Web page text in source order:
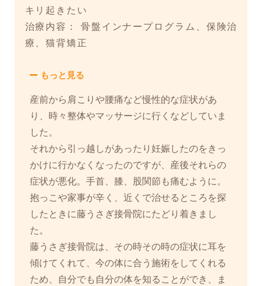
キリ起きたい
治療内容： 骨盤インナープログラム、保険治
療、猫背矯正
もっと見る
産前から肩こりや腰痛など慢性的な症状があ
り、時々整体やマッサージに行くなどしていま
した。
それから引っ越しがあったり妊娠したのをきっ
かけに行かなくなったのですが、産後それらの
症状が悪化。手首、膝、股関節も痛むように。
抱っこや家事が辛く、近くで治せるところを探
したときに藤うさぎ接骨院にたどり着きまし
た。
藤うさぎ接骨院は、その時その時の症状に耳を
傾けてくれて、今の体に合う施術をしてくれる
ため、自分でも自分の体を知ることができ、ま